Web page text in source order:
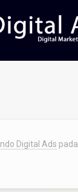
Indo Digital Ads pada